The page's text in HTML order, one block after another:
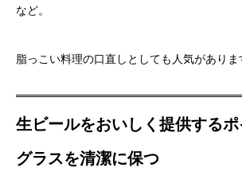
など。
脂っこい料理の口直しとしても人気がありま
生ビールをおいしく提供するポ
グラスを清潔に保つ